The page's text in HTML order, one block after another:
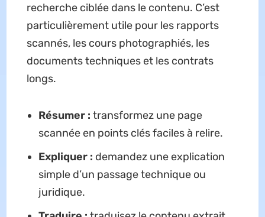
recherche ciblée dans le contenu. C’est
particulièrement utile pour les rapports
scannés, les cours photographiés, les
documents techniques et les contrats
longs.
Résumer : transformez une page
scannée en points clés faciles à relire.
Expliquer : demandez une explication
simple d’un passage technique ou
juridique.